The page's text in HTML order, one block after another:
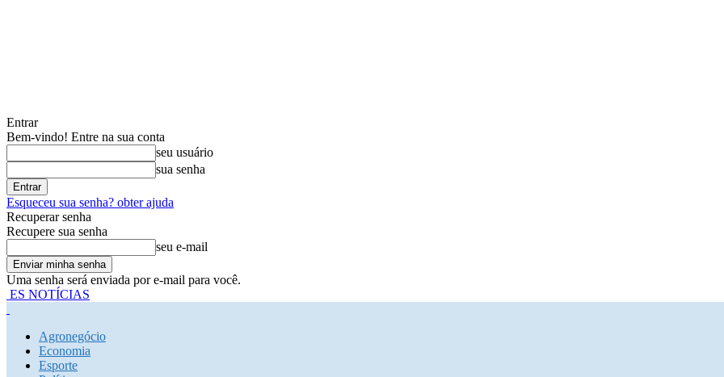
Entrar
Bem-vindo! Entre na sua conta
seu usuário
sua senha
Esqueceu sua senha? obter ajuda
Recuperar senha
Recupere sua senha
seu e-mail
Uma senha será enviada por e-mail para você.
ES NOTÍCIAS
Agronegócio
Economia
Esporte